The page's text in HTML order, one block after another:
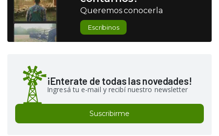
Queremos conocerla
Escribinos
¡Enterate de todas las novedades!
Ingresá tu e-mail y recibí nuestro newsletter
Suscribirme